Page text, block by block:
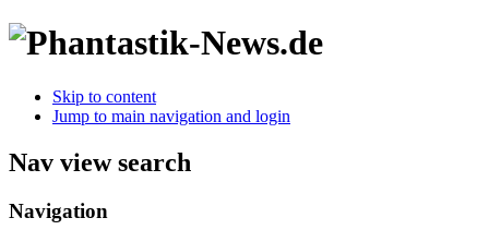
Skip to content
Jump to main navigation and login
Nav view search
Navigation